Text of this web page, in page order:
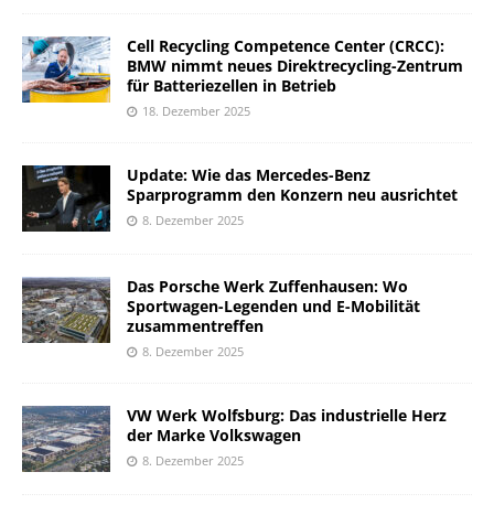
Cell Recycling Competence Center (CRCC):
BMW nimmt neues Direktrecycling-Zentrum
für Batteriezellen in Betrieb
18. Dezember 2025
Update: Wie das Mercedes-Benz
Sparprogramm den Konzern neu ausrichtet
8. Dezember 2025
Das Porsche Werk Zuffenhausen: Wo
Sportwagen-Legenden und E-Mobilität
zusammentreffen
8. Dezember 2025
VW Werk Wolfsburg: Das industrielle Herz
der Marke Volkswagen
8. Dezember 2025